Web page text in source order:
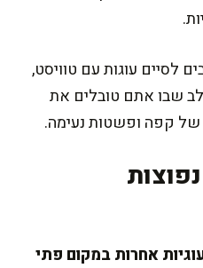
לסיים עוגות עם טוויסט,
שבו אתם טובלים את
של קפה ופשטות נעימה.
אחרות במקום פתי